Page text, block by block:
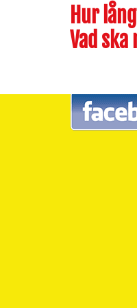
Hur
Vad